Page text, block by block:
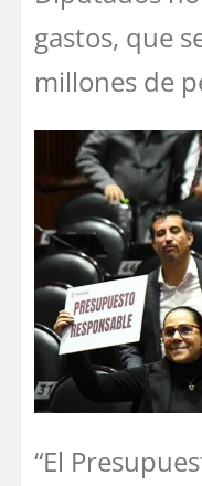
gastos, que
millones de
“El